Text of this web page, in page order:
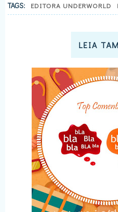
TAGS: EDITORA UNDERWORLD
LEIA